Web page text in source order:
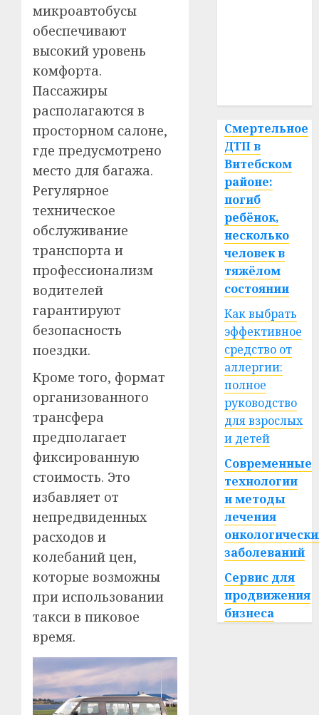
микроавтобусы
обеспечивают
высокий уровень
комфорта.
Пассажиры
располагаются в
просторном салоне,
где предусмотрено
место для багажа.
Регулярное
техническое
обслуживание
транспорта и
профессионализм
водителей
гарантируют
безопасность
поездки.
Кроме того, формат
организованного
трансфера
предполагает
фиксированную
стоимость. Это
избавляет от
непредвиденных
расходов и
колебаний цен,
которые возможны
при использовании
такси в пиковое
время.
Смертельное
ДТП в
Витебском
районе:
погиб
ребёнок,
несколько
человек в
тяжёлом
состоянии
Как выбрать
эффективное
средство от
аллергии:
полное
руководство
для взрослых
и детей
Современные
технологии
и методы
лечения
заболеваний
Сервис для
продвижения
бизнеса